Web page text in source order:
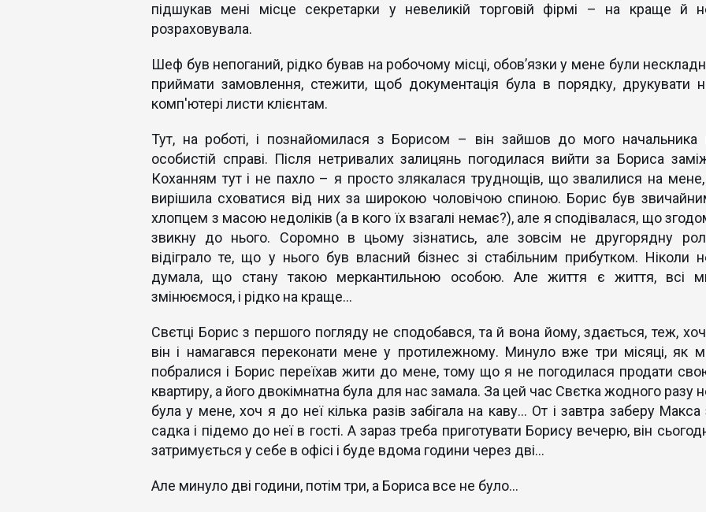
підшукав мені місце секретарки у невеликій торговій фірмі – на краще й
розраховувала.
Шеф був непоганий, рідко бував на робочому місці, обов’язки у мене були
приймати замовлення, стежити, щоб документація була в порядку, друкувати
комп'ютері листи клієнтам.
Тут, на роботі, і познайомилася з Борисом – він зайшов до мого начальника
особистій справі. Після нетривалих залицянь погодилася вийти за Бориса
Коханням тут і не пахло – я просто злякалася труднощів, що звалилися на мене,
вирішила сховатися від них за широкою чоловічою спиною. Борис був
хлопцем з масою недоліків (а в кого їх взагалі немає?), але я сподівалася, що
звикну до нього. Соромно в цьому зізнатись, але зовсім не другорядну
відіграло те, що у нього був власний бізнес зі стабільним прибутком. Ніколи
думала, що стану такою меркантильною особою. Але життя є життя, всі
змінюємося, і рідко на краще...
Свєтці Борис з першого погляду не сподобався, та й вона йому, здається, теж,
він і намагався переконати мене у протилежному. Минуло вже три місяці, як
побралися і Борис переїхав жити до мене, тому що я не погодилася продати
квартиру, а його двокімнатна була для нас замала. За цей час Свєтка жодного разу
була у мене, хоч я до неї кілька разів забігала на каву... От і завтра заберу Макса
садка і підемо до неї в гості. А зараз треба приготувати Борису вечерю, він
затримується у себе в офісі і буде вдома години через дві...
Але минуло дві години, потім три, а Бориса все не було...